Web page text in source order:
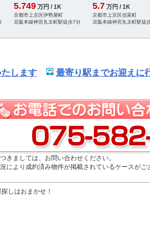
5.749 万円 / 1K
京都市上京区伊勢屋町
京阪本線神宮丸太町駅徒歩7分
5.7 万円 / 1K
京都市上京区信富町
京阪本線神宮丸太町駅徒
します 最寄り駅までお迎えに
きましては、お問い合わせください。
により成約済み物件が掲載されているケースが
しはおまかせ！